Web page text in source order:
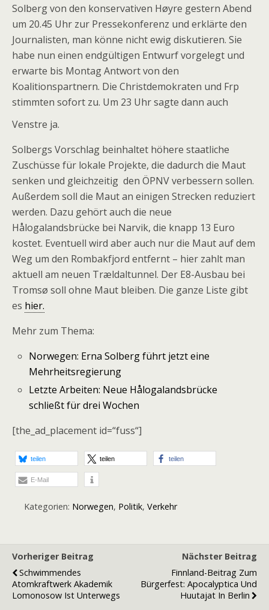
Solberg von den konservativen Høyre gestern Abend
um 20.45 Uhr zur Pressekonferenz und erklärte den
Journalisten, man könne nicht ewig diskutieren. Sie
habe nun einen endgültigen Entwurf vorgelegt und
erwarte bis Montag Antwort von den
Koalitionspartnern. Die Christdemokraten und Frp
stimmten sofort zu. Um 23 Uhr sagte dann auch
Venstre ja.
Solbergs Vorschlag beinhaltet höhere staatliche
Zuschüsse für lokale Projekte, die dadurch die Maut
senken und gleichzeitig den ÖPNV verbessern sollen.
Außerdem soll die Maut an einigen Strecken reduziert
werden. Dazu gehört auch die neue
Hålogalandsbrücke bei Narvik, die knapp 13 Euro
kostet. Eventuell wird aber auch nur die Maut auf dem
Weg um den Rombakfjord entfernt – hier zahlt man
aktuell am neuen Trældaltunnel. Der E8-Ausbau bei
Tromsø soll ohne Maut bleiben. Die ganze Liste gibt
es hier.
Mehr zum Thema:
Norwegen: Erna Solberg führt jetzt eine
Mehrheitsregierung
Letzte Arbeiten: Neue Hålogalandsbrücke
schließt für drei Wochen
[the_ad_placement id=“fuss“]
teilen teilen teilen
E-Mail
Kategorien: Norwegen, Politik, Verkehr
Vorheriger Beitrag
Schwimmendes
Atomkraftwerk Akademik
Lomonosow Ist Unterwegs
Nächster Beitrag
Finnland-Beitrag Zum
Bürgerfest: Apocalyptica Und
Huutajat In Berlin